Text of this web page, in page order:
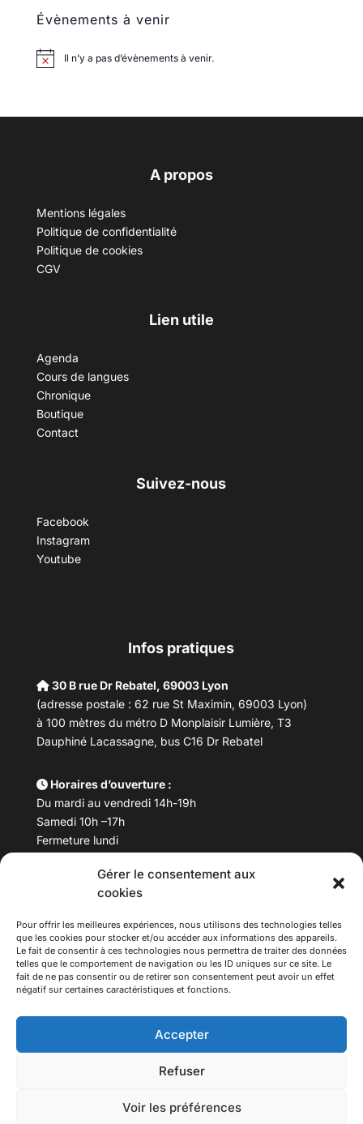
Gérer le consentement aux
cookies
Pour offrir les meilleures expériences, nous utilisons des technologies telles
que les cookies pour stocker et/ou accéder aux informations des appareils.
Le fait de consentir à ces technologies nous permettra de traiter des données
telles que le comportement de navigation ou les ID uniques sur ce site. Le
fait de ne pas consentir ou de retirer son consentement peut avoir un effet
négatif sur certaines caractéristiques et fonctions.
Accepter
Refuser
Voir les préférences
Évènements à venir
Il n’y a pas d’évènements à venir.
A propos
Mentions légales
Politique de confidentialité
Politique de cookies
CGV
Lien utile
Agenda
Cours de langues
Chronique
Boutique
Contact
Suivez-nous
Facebook
Instagram
Youtube
Infos pratiques
30 B rue Dr Rebatel, 69003 Lyon
(adresse postale : 62 rue St Maximin, 69003 Lyon)
à 100 mètres du métro D Monplaisir Lumière, T3
Dauphiné Lacassagne, bus C16 Dr Rebatel
Horaires d’ouverture :
Du mardi au vendredi 14h-19h
Samedi 10h –17h
Fermeture lundi
Téléphone : 04 78 53 06 40
maisondesculturesasiatiques@asiexpo.com
Tous droits réservés.